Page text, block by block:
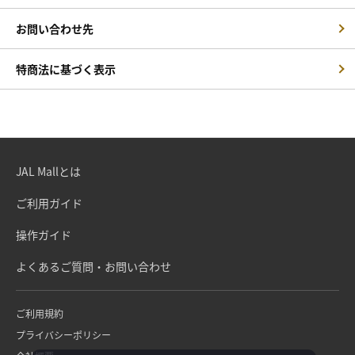
お問い合わせ先
特商法に基づく表示
JAL Mallとは
ご利用ガイド
操作ガイド
よくあるご質問・お問い合わせ
ご利用規約
プライバシーポリシー